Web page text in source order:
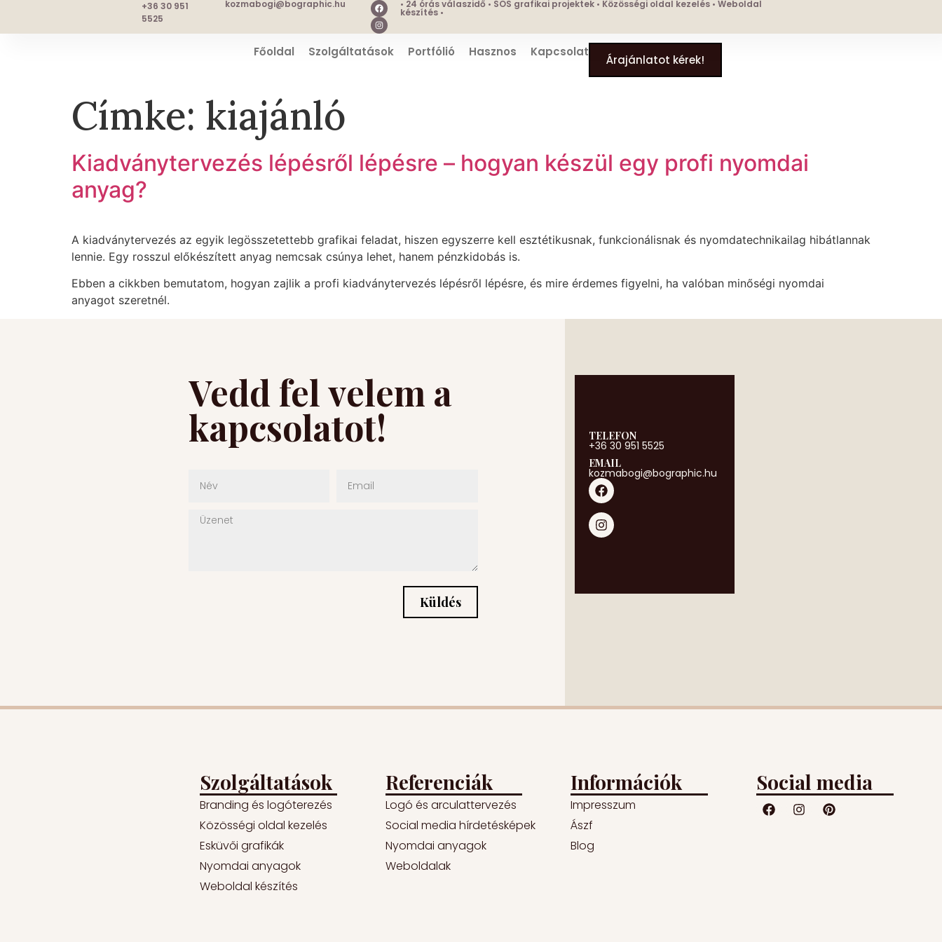
+36 30 951
5525
kozmabogi@bographic.hu • 24 órás válaszidő • SOS grafikai projektek • Közösségi oldal kezelés • Weboldal
készítés •
Főoldal Szolgáltatások Portfólió Hasznos Kapcsolat
Árajánlatot kérek!
Címke: kiajánló
Kiadványtervezés lépésről lépésre – hogyan készül egy profi nyomdai
anyag?
A kiadványtervezés az egyik legösszetettebb grafikai feladat, hiszen egyszerre kell esztétikusnak, funkcionálisnak és nyomdatechnikailag hibátlannak
lennie. Egy rosszul előkészített anyag nemcsak csúnya lehet, hanem pénzkidobás is.
Ebben a cikkben bemutatom, hogyan zajlik a profi kiadványtervezés lépésről lépésre, és mire érdemes figyelni, ha valóban minőségi nyomdai
anyagot szeretnél.
Vedd fel velem a
kapcsolatot!
Küldés
TELEFON
+36 30 951 5525
EMAIL
kozmabogi@bographic.hu
Szolgáltatások
Branding és logóterezés
Közösségi oldal kezelés
Esküvői grafikák
Nyomdai anyagok
Weboldal készítés
Referenciák
Logó és arculattervezés
Social media hírdetésképek
Nyomdai anyagok
Weboldalak
Információk
Impresszum
Ászf
Blog
Social media